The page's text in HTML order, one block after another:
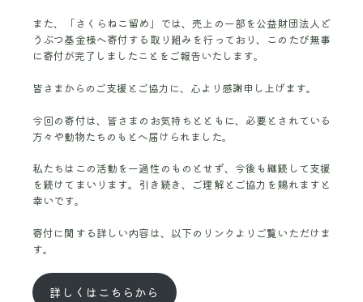
また、「さくらねこ留め」では、売上の一部を公益財団法人ど
うぶつ基金様へ寄付する取り組みを行っており、このたび無事
に寄付が完了しましたことをご報告いたします。
皆さまからのご支援とご協力に、心より感謝申し上げます。
今回の寄付は、皆さまのお気持ちとともに、必要とされている
方々や動物たちのもとへ届けられました。
私たちはこの活動を一過性のものとせず、今後も継続して支援
を続けてまいります。引き続き、ご理解とご協力を賜れますと
幸いです。
寄付に関する詳しい内容は、以下のリンクよりご覧いただけま
す。
詳しくはこちらから